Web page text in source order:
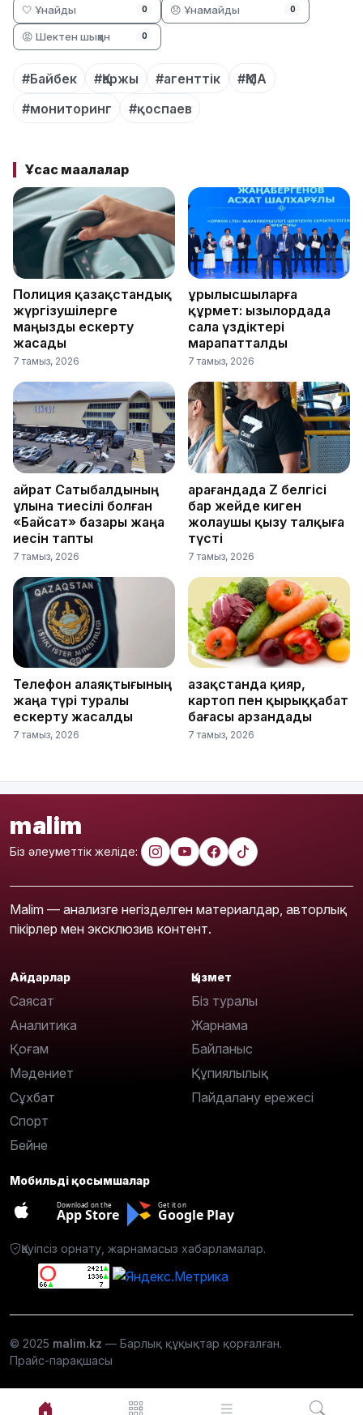
🤍 Ұнайды 0 😞 Ұнамайды 0
😡 Шектен шыққан 0
#Байбек #Қаржы #агенттік
#ҚМА
#мониторинг
#қоспаев
Ұқсас мақалалар
Полиция қазақстандық
жүргізушілерге
маңызды ескерту
жасады
7 тамыз, 2026
Құрылысшыларға
құрмет: Қызылордада
сала үздіктері
марапатталды
7 тамыз, 2026
Қайрат Сатыбалдының
ұлына тиесілі болған
«Байсат» базары жаңа
иесін тапты
7 тамыз, 2026
Қарағандада Z белгісі
бар жейде киген
жолаушы қызу талқыға
түсті
7 тамыз, 2026
Телефон алаяқтығының
жаңа түрі туралы
ескерту жасалды
7 тамыз, 2026
Қазақстанда қияр,
картоп пен қырыққабат
бағасы арзандады
7 тамыз, 2026
malim
Біз әлеуметтік желіде:
Malim — анализге негізделген материалдар, авторлық
пікірлер мен эксклюзив контент.
Айдарлар
Саясат
Аналитика
Қоғам
Мәдениет
Сұхбат
Спорт
Бейне
Қызмет
Біз туралы
Жарнама
Байланыс
Құпиялылық
Пайдалану ережесі
Мобильді қосымшалар
Download on the
App Store
Get it on
Google Play
Қауіпсіз орнату, жарнамасыз хабарламалар.
© 2025 malim.kz — Барлық құқықтар қорғалған.
Прайс-парақшасы